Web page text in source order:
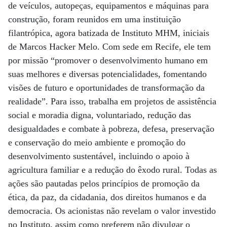
de veículos, autopeças, equipamentos e máquinas para
construção, foram reunidos em uma instituição
filantrópica, agora batizada de Instituto MHM, iniciais
de Marcos Hacker Melo. Com sede em Recife, ele tem
por missão “promover o desenvolvimento humano em
suas melhores e diversas potencialidades, fomentando
visões de futuro e oportunidades de transformação da
realidade”. Para isso, trabalha em projetos de assistência
social e moradia digna, voluntariado, redução das
desigualdades e combate à pobreza, defesa, preservação
e conservação do meio ambiente e promoção do
desenvolvimento sustentável, incluindo o apoio à
agricultura familiar e a redução do êxodo rural. Todas as
ações são pautadas pelos princípios de promoção da
ética, da paz, da cidadania, dos direitos humanos e da
democracia. Os acionistas não revelam o valor investido
no Instituto, assim como preferem não divulgar o